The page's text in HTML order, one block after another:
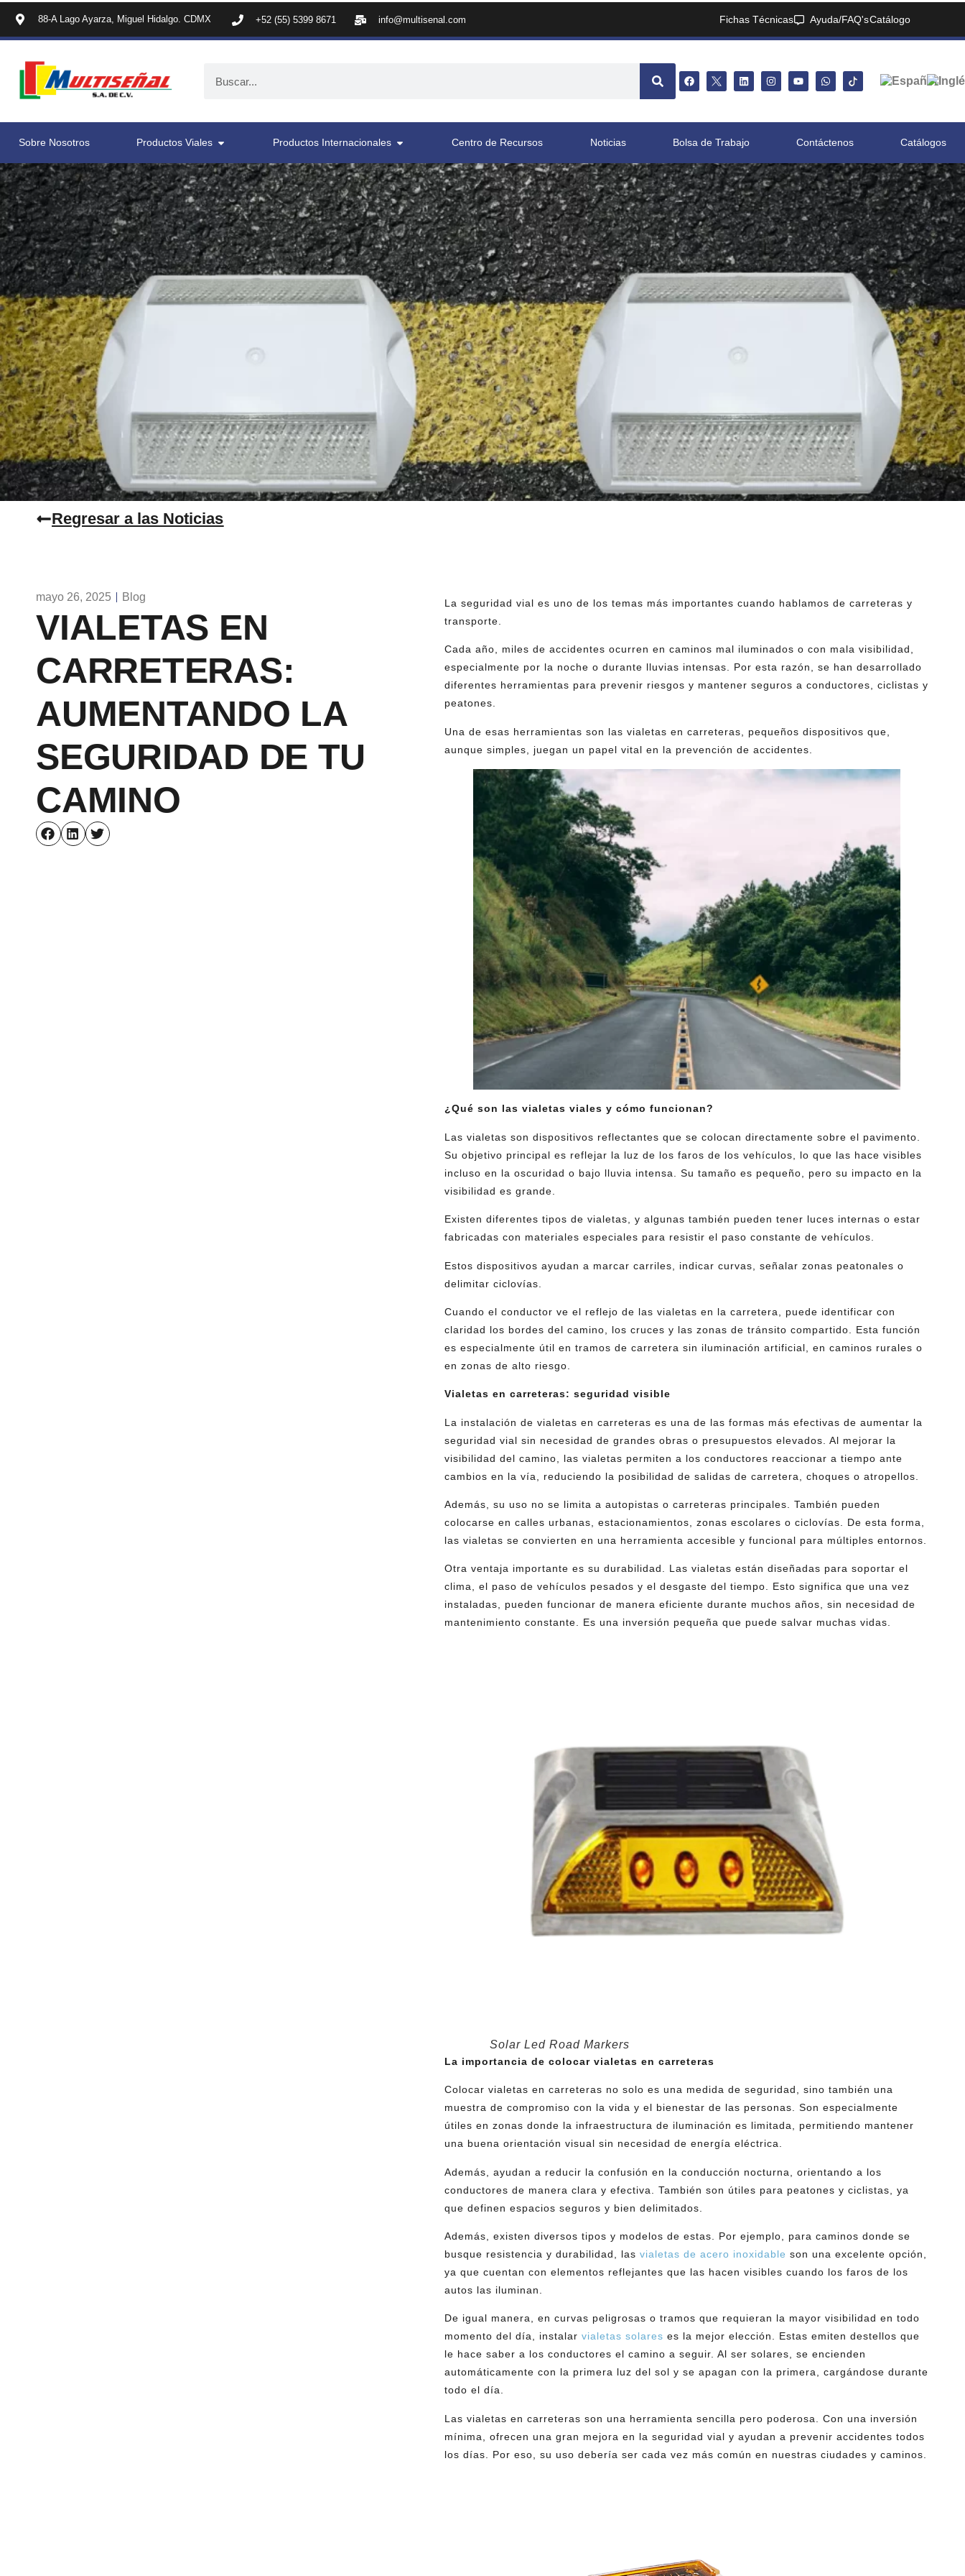
88-A Lago Ayarza, Miguel Hidalgo. CDMX +52 (55) 5399 8671 info@multisenal.com Fichas Técnicas Ayuda/FAQ'sCatálogo
Sobre Nosotros Productos Viales Productos Internacionales Centro de Recursos Noticias Bolsa de Trabajo Contáctenos Catálogos
Regresar a las Noticias
mayo 26, 2025 Blog
VIALETAS EN
CARRETERAS:
AUMENTANDO LA
SEGURIDAD DE TU
CAMINO
La seguridad vial es uno de los temas más importantes cuando hablamos de carreteras y
transporte.
Cada año, miles de accidentes ocurren en caminos mal iluminados o con mala visibilidad,
especialmente por la noche o durante lluvias intensas. Por esta razón, se han desarrollado
diferentes herramientas para prevenir riesgos y mantener seguros a conductores, ciclistas y
peatones.
Una de esas herramientas son las vialetas en carreteras, pequeños dispositivos que,
aunque simples, juegan un papel vital en la prevención de accidentes.
¿Qué son las vialetas viales y cómo funcionan?
Las vialetas son dispositivos reflectantes que se colocan directamente sobre el pavimento.
Su objetivo principal es reflejar la luz de los faros de los vehículos, lo que las hace visibles
incluso en la oscuridad o bajo lluvia intensa. Su tamaño es pequeño, pero su impacto en la
visibilidad es grande.
Existen diferentes tipos de vialetas, y algunas también pueden tener luces internas o estar
fabricadas con materiales especiales para resistir el paso constante de vehículos.
Estos dispositivos ayudan a marcar carriles, indicar curvas, señalar zonas peatonales o
delimitar ciclovías.
Cuando el conductor ve el reflejo de las vialetas en la carretera, puede identificar con
claridad los bordes del camino, los cruces y las zonas de tránsito compartido. Esta función
es especialmente útil en tramos de carretera sin iluminación artificial, en caminos rurales o
en zonas de alto riesgo.
Vialetas en carreteras: seguridad visible
La instalación de vialetas en carreteras es una de las formas más efectivas de aumentar la
seguridad vial sin necesidad de grandes obras o presupuestos elevados. Al mejorar la
visibilidad del camino, las vialetas permiten a los conductores reaccionar a tiempo ante
cambios en la vía, reduciendo la posibilidad de salidas de carretera, choques o atropellos.
Además, su uso no se limita a autopistas o carreteras principales. También pueden
colocarse en calles urbanas, estacionamientos, zonas escolares o ciclovías. De esta forma,
las vialetas se convierten en una herramienta accesible y funcional para múltiples entornos.
Otra ventaja importante es su durabilidad. Las vialetas están diseñadas para soportar el
clima, el paso de vehículos pesados y el desgaste del tiempo. Esto significa que una vez
instaladas, pueden funcionar de manera eficiente durante muchos años, sin necesidad de
mantenimiento constante. Es una inversión pequeña que puede salvar muchas vidas.
Solar Led Road Markers
La importancia de colocar vialetas en carreteras
Colocar vialetas en carreteras no solo es una medida de seguridad, sino también una
muestra de compromiso con la vida y el bienestar de las personas. Son especialmente
útiles en zonas donde la infraestructura de iluminación es limitada, permitiendo mantener
una buena orientación visual sin necesidad de energía eléctrica.
Además, ayudan a reducir la confusión en la conducción nocturna, orientando a los
conductores de manera clara y efectiva. También son útiles para peatones y ciclistas, ya
que definen espacios seguros y bien delimitados.
Además, existen diversos tipos y modelos de estas. Por ejemplo, para caminos donde se
busque resistencia y durabilidad, las vialetas de acero inoxidable son una excelente opción,
ya que cuentan con elementos reflejantes que las hacen visibles cuando los faros de los
autos las iluminan.
De igual manera, en curvas peligrosas o tramos que requieran la mayor visibilidad en todo
momento del día, instalar vialetas solares es la mejor elección. Estas emiten destellos que
le hace saber a los conductores el camino a seguir. Al ser solares, se encienden
automáticamente con la primera luz del sol y se apagan con la primera, cargándose durante
todo el día.
Las vialetas en carreteras son una herramienta sencilla pero poderosa. Con una inversión
mínima, ofrecen una gran mejora en la seguridad vial y ayudan a prevenir accidentes todos
los días. Por eso, su uso debería ser cada vez más común en nuestras ciudades y caminos.